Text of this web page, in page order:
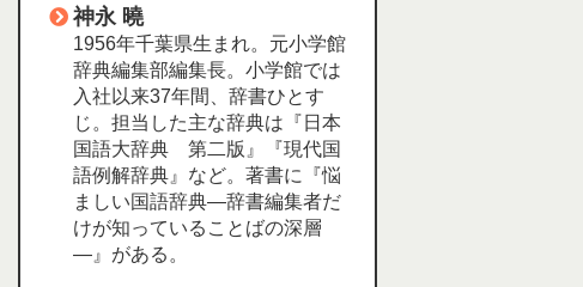
神永 曉
1956年千葉県生まれ。元小学館
辞典編集部編集長。小学館では
入社以来37年間、辞書ひとす
じ。担当した主な辞典は『日本
国語大辞典 第二版』『現代国
語例解辞典』など。著書に『悩
ましい国語辞典―辞書編集者だ
けが知っていることばの深層
―』がある。